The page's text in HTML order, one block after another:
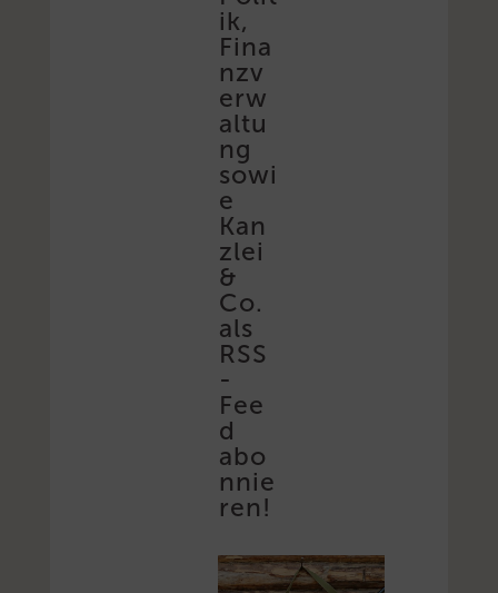
ik,
Fina
nzv
erw
altu
ng
sowi
e
Kan
zlei
&
Co.
als
RSS
-
Fee
d
abo
nnie
ren!